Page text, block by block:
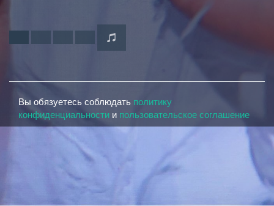
Вы обязуетесь соблюдать политику
конфиденциальности и пользовательское соглашение